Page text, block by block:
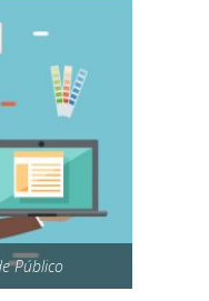
Público